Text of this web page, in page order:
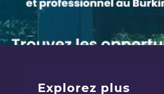
Explorez plus